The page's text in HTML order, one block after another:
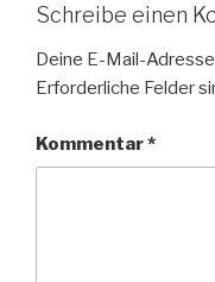
Schreibe einen
Deine E-Mail-
Erforderliche Felder
Kommentar*